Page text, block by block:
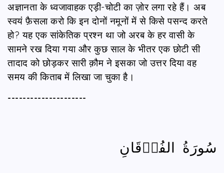
अज्ञानता के ध्वजावाहक एड़ी-चोटी का ज़ोर लगा रहे हैं। अब
स्वयं फ़ैसला करो कि इन दोनों नमूनों में से किसे पसन्द करते
हो? यह एक सांकेतिक प्रश्‍न था जो अरब के हर वासी के
सामने रख दिया गया और कुछ साल के भीतर एक छोटी सी
तादाद को छोड़कर सारी क़ौम ने इसका जो उत्तर दिया वह
समय की किताब में लिखा जा चुका है।
---------------------
سُورَةُ الفُرۡقَانِ